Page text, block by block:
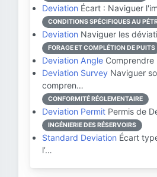
Deviation Écart : Naviguer
CONDITIONS SPÉCIFIQUES AU
Deviation Naviguer les
FORAGE ET COMPLÉTION DE PUITS
Deviation Angle
Deviation Survey Naviguer
compren…
CONFORMITÉ RÉGLEMENTAIRE
Deviation Permit Permis de
INGÉNIERIE DES RÉSERVOIRS
Standard Deviation Écart
l’…